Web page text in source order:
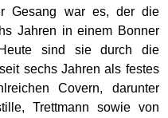
Gesang war es, der die
Jahren in einem Bonner
Heute sind sie durch die
sechs Jahren als festes
Covern, darunter
Trettmann sowie von